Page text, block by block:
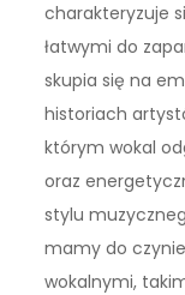
charakteryzuje
łatwymi do
skupia się na
historiach
którym wokal
oraz
stylu
mamy do
wokalnymi,